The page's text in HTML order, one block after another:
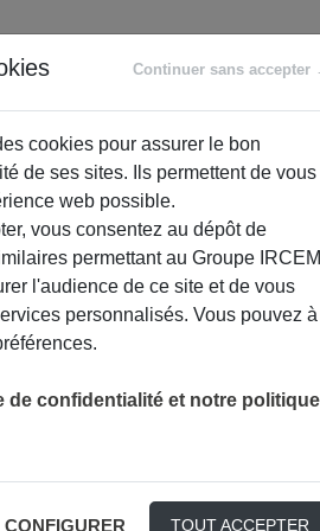
ACCOMPAGNEMENT
!
Continuer sans accepter
cookies pour assurer le bon
de ses sites. Ils permettent de vous
web possible.
vous consentez au dépôt de
permettant au Groupe IRCEM
l'audience de ce site et de vous
personnalisés. Vous pouvez à
de confidentialité et notre politique
CONFIGURER TOUT ACCEPTER